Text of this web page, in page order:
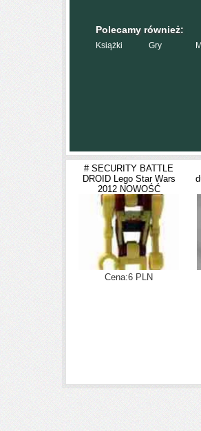
Polecamy również:
Książki Gry
# SECURITY BATTLE
DROID Lego Star Wars
2012 NOWOŚĆ
Cena:6 PLN